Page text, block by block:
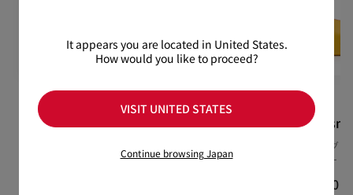
Loubishark Kate
ク - ウィメンズ
Bettina
トートバッグ -
ー - イエロー
¥ 293,700
It appears you are located in United States.
How would you like to proceed?
VISIT UNITED STATES
Continue browsing Japan